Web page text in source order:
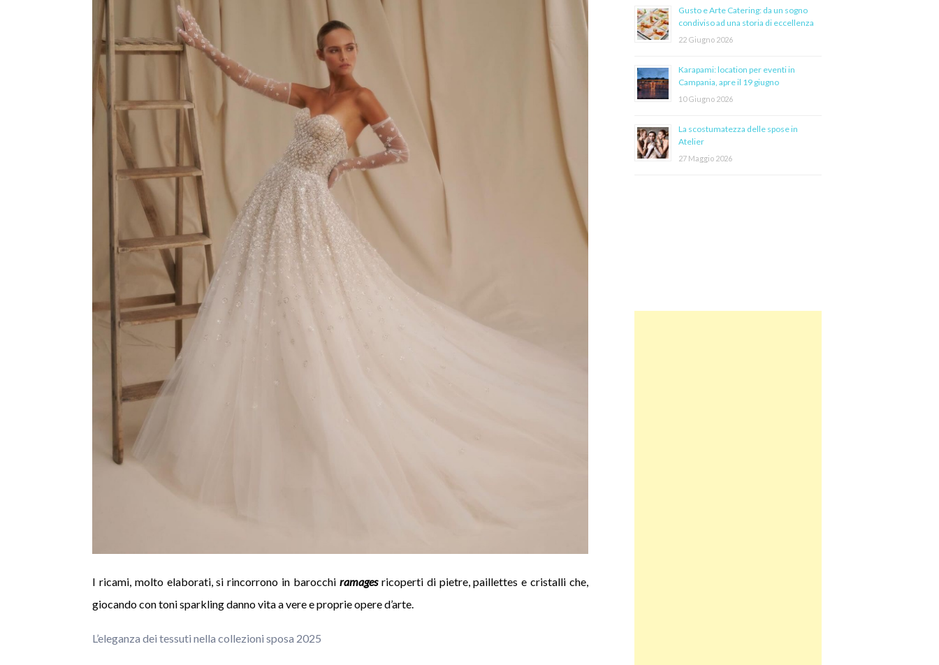
I ricami, molto elaborati, si rincorrono in barocchi ramagesricoperti di pietre, paillettes e cristalli che,
giocando con toni sparkling danno vita a vere e proprie opere d’arte.
L’eleganza dei tessuti nella collezioni sposa 2025
Gusto e Arte Catering: da un sogno
condiviso ad una storia di eccellenza
22 Giugno 2026
Karapami: location per eventi in
Campania, apre il 19 giugno
10 Giugno 2026
La scostumatezza delle spose in
Atelier
27 Maggio 2026